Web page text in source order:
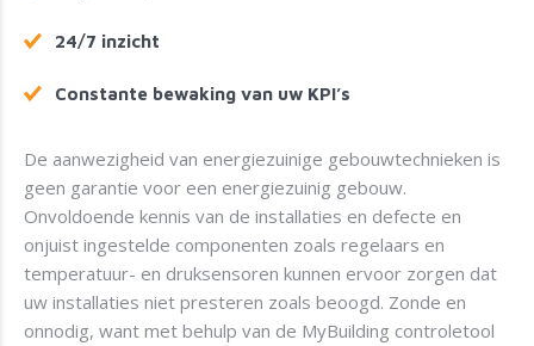
24/7 inzicht
Constante bewaking van uw KPI’s
De aanwezigheid van energiezuinige gebouwtechnieken is
geen garantie voor een energiezuinig gebouw.
Onvoldoende kennis van de installaties en defecte en
onjuist ingestelde componenten zoals regelaars en
temperatuur- en druksensoren kunnen ervoor zorgen dat
uw installaties niet presteren zoals beoogd. Zonde en
onnodig, want met behulp van de MyBuilding controletool